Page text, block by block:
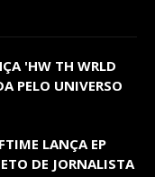
'HW TH WRLD
PELO UNIVERSO
LANÇA EP
DE JORNALISTA